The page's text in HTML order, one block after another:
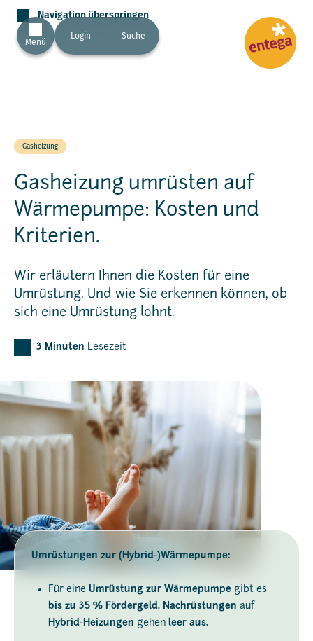
Navigation überspringen
Menü
Login Suche
Gasheizung
Gasheizung umrüsten auf
Wärmepumpe: Kosten und
Kriterien.
Wir erläutern Ihnen die Kosten für eine
Umrüstung. Und wie Sie erkennen können, ob
sich eine Umrüstung lohnt.
3 Minuten Lesezeit
Umrüstungen zur (Hybrid-)Wärmepumpe:
Für eine Umrüstung zur Wärmepumpe gibt es
bis zu 35 % Fördergeld. Nachrüstungen auf
Hybrid-Heizungen gehen leer aus.